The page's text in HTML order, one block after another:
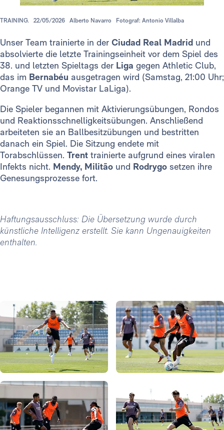
TRAINING. 22/05/2026 Alberto Navarro Fotograf: Antonio Villalba
Unser Team trainierte in der Ciudad Real Madrid und
absolvierte die letzte Trainingseinheit vor dem Spiel des
38. und letzten Spieltags der Liga gegen Athletic Club,
das im Bernabéu ausgetragen wird (Samstag, 21:00 Uhr;
Orange TV und Movistar LaLiga).
Die Spieler begannen mit Aktivierungsübungen, Rondos
und Reaktionsschnelligkeitsübungen. Anschließend
arbeiteten sie an Ballbesitzübungen und bestritten
danach ein Spiel. Die Sitzung endete mit
Torabschlüssen. Trent trainierte aufgrund eines viralen
Infekts nicht. Mendy, Militão und Rodrygo setzen ihre
Genesungsprozesse fort.
Haftungsausschluss: Die Übersetzung wurde durch
künstliche Intelligenz erstellt. Sie kann Ungenauigkeiten
enthalten.